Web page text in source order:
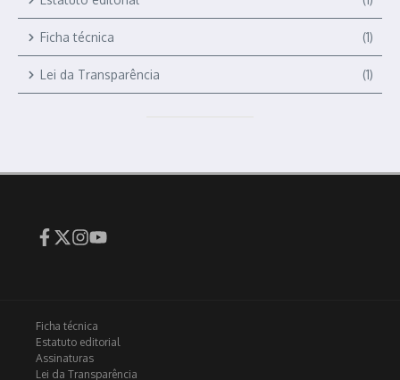
Ficha técnica (1)
Lei da Transparência (1)
Ficha técnica
Estatuto editorial
Assinaturas
Lei da Transparência